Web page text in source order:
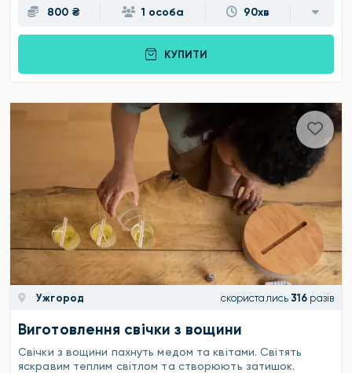
800 ₴ 1 особа 90хв
КУПИТИ
Ужгород скористались 316 разів
Виготовлення свічки з вощини
Свічки з вощини пахнуть медом та квітами. Світять
яскравим теплим світлом та створюють затишок.